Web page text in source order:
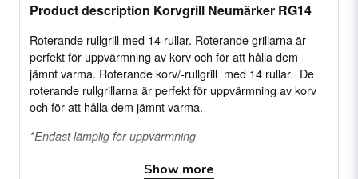
Product description Korvgrill Neumärker RG14
Roterande rullgrill med 14 rullar. Roterande grillarna är
perfekt för uppvärmning av korv och för att hålla dem
jämnt varma. Roterande korv/-rullgrill med 14 rullar. De
roterande rullgrillarna är perfekt för uppvärmning av korv
och för att hålla dem jämnt varma.
*Endast lämplig för uppvärmning
Show more